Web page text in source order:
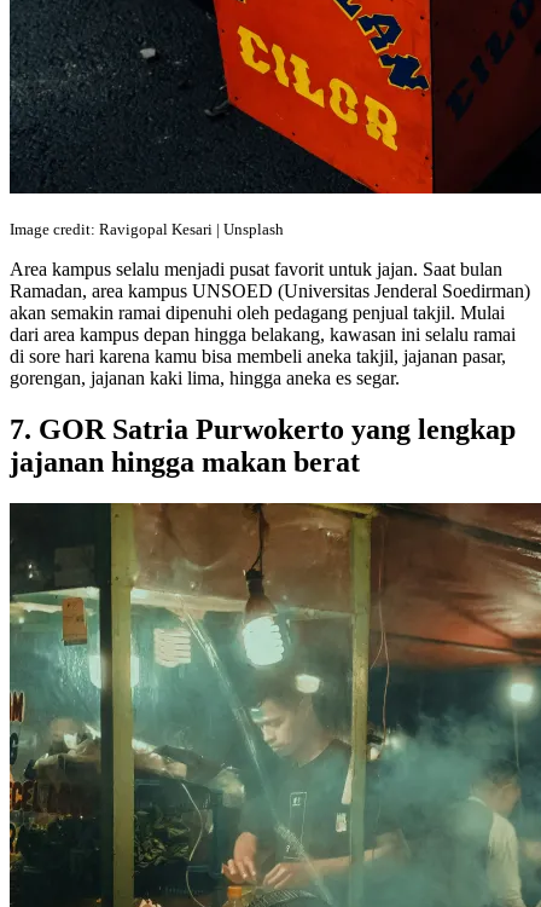
Image credit: Ravigopal Kesari | Unsplash
Area kampus selalu menjadi pusat favorit untuk jajan. Saat bulan
Ramadan, area kampus UNSOED (Universitas Jenderal Soedirman)
akan semakin ramai dipenuhi oleh pedagang penjual takjil. Mulai
dari area kampus depan hingga belakang, kawasan ini selalu ramai
di sore hari karena kamu bisa membeli aneka takjil, jajanan pasar,
gorengan, jajanan kaki lima, hingga aneka es segar.
7. GOR Satria Purwokerto yang lengkap
jajanan hingga makan berat